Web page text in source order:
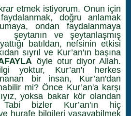
etmek istiyorum. Onun için
doğru anlamak
ondan faydalanmaya
şeytanın ve şeytanlaşmış
batıldan, nefsinin etkisi
sıyrıl ve Kur’an'ın başına
öyle otur diyor Allah.
yoktur, Kur’an'ı herkes
bir insan, Kur’an'dan
mi? Önce Kur’an'a karşı
yoksa bakar kör olandan
Tabi bizler Kur’an'ın hiç
hurafe bilgileri yaşayabilmek